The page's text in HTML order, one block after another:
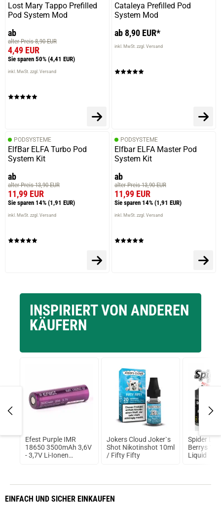
Lost Mary Tappo Prefilled
Pod System Mod
ab
alter Preis 8,90 EUR
4,49 EUR
Sie sparen 50% (4,41 EUR)
inkl. MwSt. zzgl. Versand
Cataleya Prefilled Pod
System Mod
ab 8,90 EUR*
inkl. MwSt. zzgl. Versand
PODSYSTEME
ElfBar ELFA Turbo Pod
System Kit
ab
alter Preis 13,90 EUR
11,99 EUR
Sie sparen 14% (1,91 EUR)
inkl. MwSt. zzgl. Versand
PODSYSTEME
Elfbar ELFA Master Pod
System Kit
ab
alter Preis 13,90 EUR
11,99 EUR
Sie sparen 14% (1,91 EUR)
inkl. MwSt. zzgl. Versand
INSPIRIERT VON ANDEREN
KÄUFERN
Efest Purple IMR
18650 3500mAh 3,6V
- 3,7V Li-Ionen
Jokers Cloud Joker`s
Shot Nikotinshot 10ml
/ Fifty Fifty
Spider
Berrys
Liquid
EINFACH UND SICHER EINKAUFEN